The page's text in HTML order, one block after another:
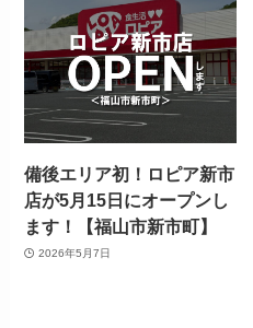
備後エリア初！ロピア新市
店が5月15日にオープンし
ます！【福山市新市町】
2026年5月7日